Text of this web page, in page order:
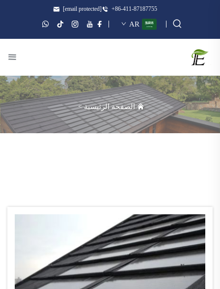
+86-411-87187755
[email protected]
AR
الصفحة الرئيسية>